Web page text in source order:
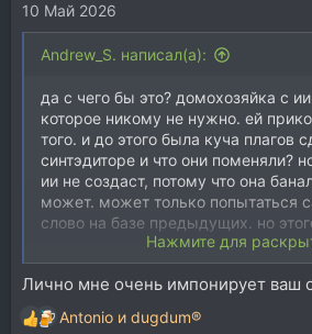
синтэдиторе? там ты хотя бы
цепочку из стандартных эффектов.
нашла ии вообще непонятно. такого
10 Май 2026
Andrew_S. написал(а):
да с чего бы это? домохозяйка с
которое никому не нужно. ей
того. и до этого была куча плагов
синтэдиторе и что они поменяли?
ии не создаст, потому что она
может. может только попытаться
слово на базе предыдущих. но
но однозначный плюс - ускорение
будет брать на себя тупую работу
гуев или чему то подобному.
Нажмите для
Лично мне очень импонирует ваш
Р
Antonio и dugdum®